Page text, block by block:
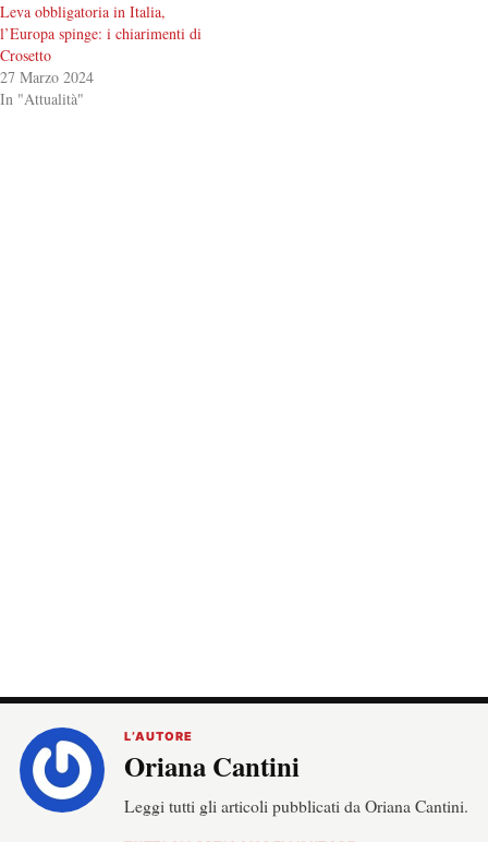
Leva obbligatoria in Italia,
l’Europa spinge: i chiarimenti di
Crosetto
27 Marzo 2024
In "Attualità"
L’AUTORE
Oriana Cantini
Leggi tutti gli articoli pubblicati da Oriana Cantini.